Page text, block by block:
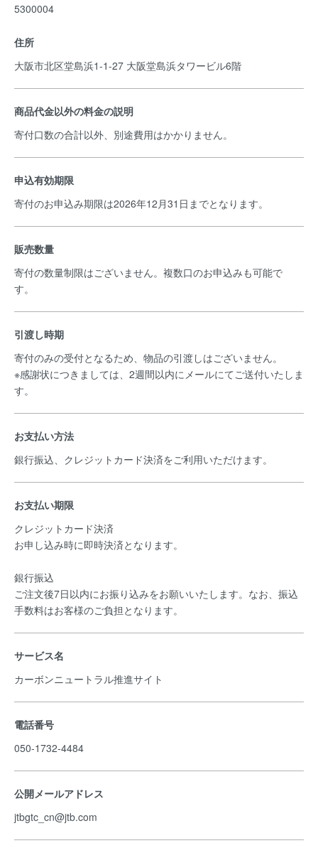
5300004
住所
大阪市北区堂島浜1-1-27 大阪堂島浜タワービル6階
商品代金以外の料金の説明
寄付口数の合計以外、別途費用はかかりません。
申込有効期限
寄付のお申込み期限は2026年12月31日までとなります。
販売数量
寄付の数量制限はございません。複数口のお申込みも可能で
す。
引渡し時期
寄付のみの受付となるため、物品の引渡しはございません。
※感謝状につきましては、2週間以内にメールにてご送付いたしま
す。
お支払い方法
銀行振込、クレジットカード決済をご利用いただけます。
お支払い期限
クレジットカード決済
お申し込み時に即時決済となります。
銀行振込
ご注文後7日以内にお振り込みをお願いいたします。なお、振込
手数料はお客様のご負担となります。
サービス名
カーボンニュートラル推進サイト
電話番号
050-1732-4484
公開メールアドレス
jtbgtc_cn@jtb.com